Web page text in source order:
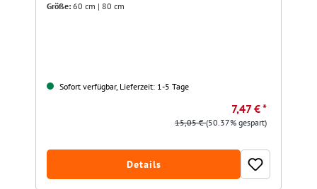
Größe: 60 cm | 80 cm
Sofort verfügbar, Lieferzeit: 1-5 Tage
7,47 € *
15,05 €(50.37% gespart)
Details